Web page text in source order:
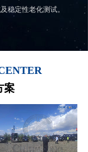
稳定性老化测试。
案